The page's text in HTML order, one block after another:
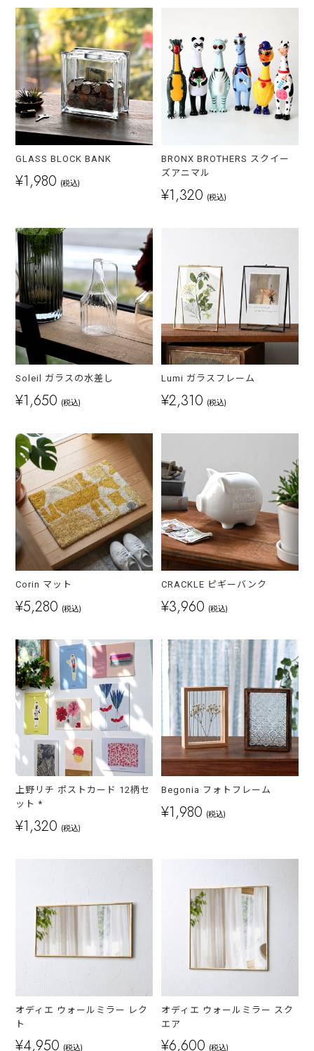
GLASS BLOCK BANK
¥1,980 (税込)
BRONX BROTHERS スクイー
ズアニマル
¥1,320 (税込)
Soleil ガラスの水差し
¥1,650 (税込)
Lumi ガラスフレーム
¥2,310 (税込)
Corin マット
¥5,280 (税込)
CRACKLE ピギーバンク
¥3,960 (税込)
上野リチ ポストカード 12柄セ
ット *
¥1,320 (税込)
Begonia フォトフレーム
¥1,980 (税込)
オディエ ウォールミラー レク
ト
¥4,950 (税込)
オディエ ウォールミラー スク
エア
¥6,600 (税込)